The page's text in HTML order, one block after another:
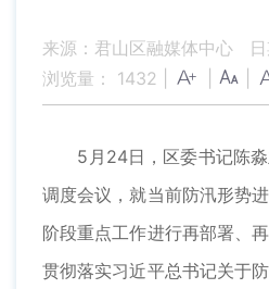
来源：君山区融媒体中心
浏览量： 1432
5月24日，区委书记陈淼
调度会议，就当前防汛形势
阶段重点工作进行再部署、
贯彻落实习近平总书记关于